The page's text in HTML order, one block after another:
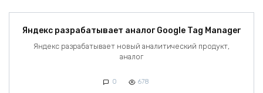
Яндекс разрабатывает аналог Google Tag Manager
Яндекс разрабатывает новый аналитический продукт,
аналог
0 678